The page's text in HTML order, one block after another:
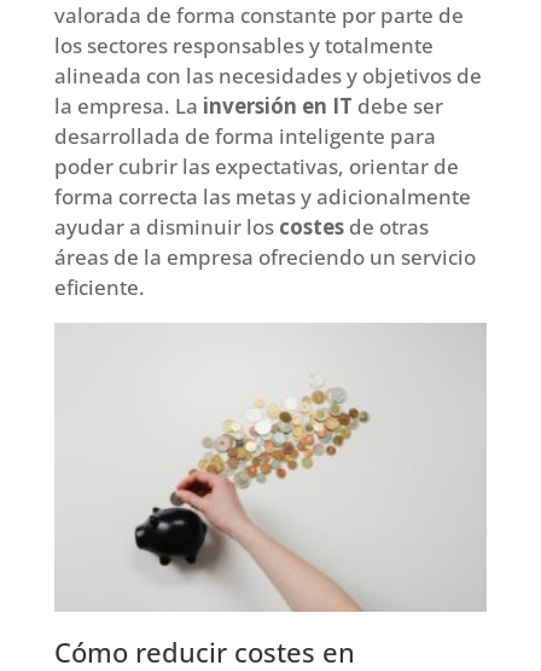
valorada de forma constante por parte de
los sectores responsables y totalmente
alineada con las necesidades y objetivos de
la empresa. La inversión en IT debe ser
desarrollada de forma inteligente para
poder cubrir las expectativas, orientar de
forma correcta las metas y adicionalmente
ayudar a disminuir los costesde otras
áreas de la empresa ofreciendo un servicio
eficiente.
Cómo reducir costes en